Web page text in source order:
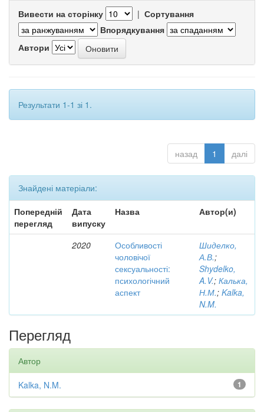
Вивести на сторінку | Сортування
Впорядкування
Автори
Результати 1-1 зі 1.
назад 1 далі
Знайдені матеріали:
Попередній
перегляд
Дата
випуску
Назва Автор(и)
2020
Особливості
чоловічої
сексуальності:
психологічний
аспект
Шиделко,
А.В.;
Shydelko,
A.V.; Калька,
Н.М.; Kalka,
N.M.
Перегляд
Автор
1
Kalka, N.M.